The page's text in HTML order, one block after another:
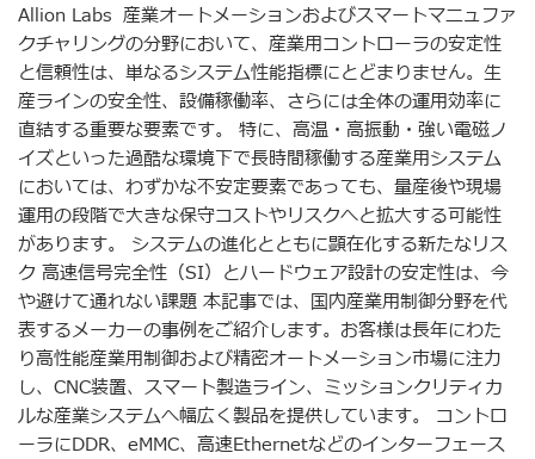
Allion Labs 産業オートメーションおよびスマートマニュファ
クチャリングの分野において、産業用コントローラの安定性
と信頼性は、単なるシステム性能指標にとどまりません。生
産ラインの安全性、設備稼働率、さらには全体の運用効率に
直結する重要な要素です。 特に、高温・高振動・強い電磁ノ
イズといった過酷な環境下で長時間稼働する産業用システム
においては、わずかな不安定要素であっても、量産後や現場
運用の段階で大きな保守コストやリスクへと拡大する可能性
があります。 システムの進化とともに顕在化する新たなリス
ク 高速信号完全性（SI）とハードウェア設計の安定性は、今
や避けて通れない課題 本記事では、国内産業用制御分野を代
表するメーカーの事例をご紹介します。お客様は長年にわた
り高性能産業用制御および精密オートメーション市場に注力
し、CNC装置、スマート製造ライン、ミッションクリティカ
ルな産業システムへ幅広く製品を提供しています。 コントロ
ーラにDDR、eMMC、高速Ethernetなどのインターフェース